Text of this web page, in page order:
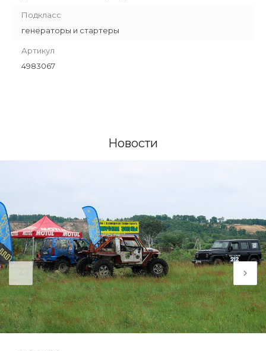
Подкласс
генераторы и стартеры
Артикул
4983067
Новости